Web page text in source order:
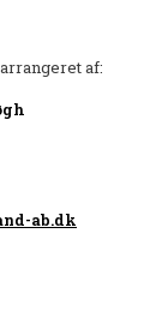
af:
ab.dk